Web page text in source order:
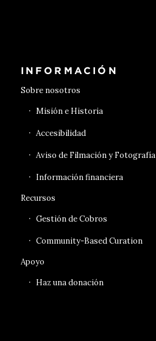
INFORMACIÓN
Sobre nosotros
Misión e Historia
Accesibilidad
Aviso de Filmación y Fotografía
Información financiera
Recursos
Gestión de Cobros
Community-Based Curation
Apoyo
Haz una donación